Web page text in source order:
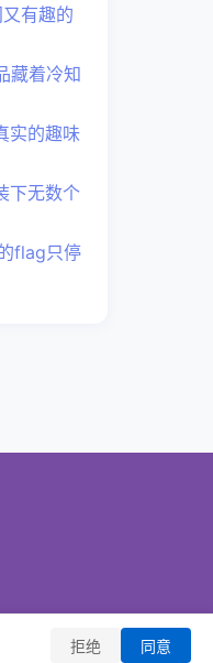
有趣的
藏着冷知
实的趣味
下无数个
flag只停
拒绝 同意